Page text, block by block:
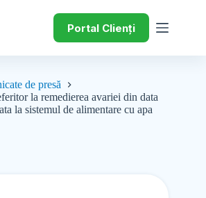
Portal Clienți
de presă
la remedierea avariei din data
la sistemul de alimentare cu apa